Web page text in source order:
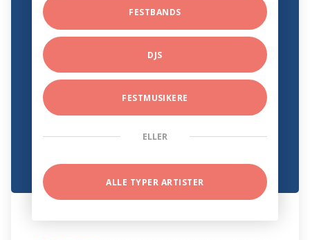
FESTBANDS
DJS
FESTMUSIKERE
ELLER
ALLE TYPER ARTISTER